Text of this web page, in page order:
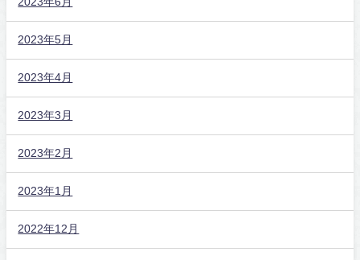
2023年5月
2023年4月
2023年3月
2023年2月
2023年1月
2022年12月